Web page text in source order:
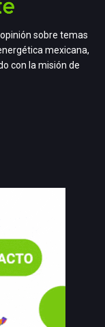
sobre temas
mexicana,
con la misión de